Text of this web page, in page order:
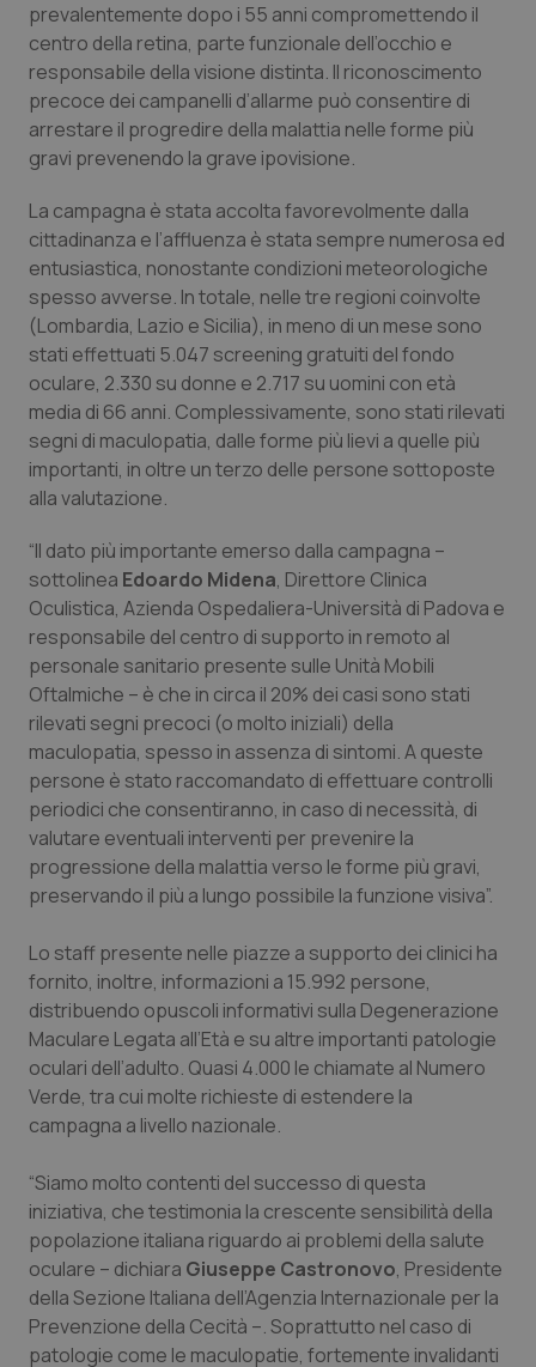
Lazio
Liguria
Lombardia
Marche
Molise
Piemonte
Provincia Autonoma di Bolzano
Provincia Autonoma di Trento
Sardegna
Sicilia
Toscana
Umbria
Valle D’Aosta
Veneto
Diabete & glucometri
Disturbi dell’umore
Dolore
Donna & Salute
Epatiti
HIV
Infezioni & Febbre
Ipertensione & Scompenso
Malattia di Crohn & Rettocolite Ulcerosa
Neuroscienze & patologie neurodegenerative
Obesità
Oftalmologia
Oncodermatologia
Oncoematologia
Oncologia & Nutrizione
Psoriasi & pelle
Quotidiano Cardiologia
Quotidiano Chirurgia
Quotidiano Oncologia
Quotidiano Pediatria
Rene & patologie urogenitali
prevalentemente dopo i 55 anni compromettendo il
centro della retina, parte funzionale dell’occhio e
responsabile della visione distinta. Il riconoscimento
precoce dei campanelli d’allarme può consentire di
arrestare il progredire della malattia nelle forme più
gravi prevenendo la grave ipovisione.
La campagna è stata accolta favorevolmente dalla
cittadinanza e l’affluenza è stata sempre numerosa ed
entusiastica, nonostante condizioni meteorologiche
spesso avverse. In totale, nelle tre regioni coinvolte
(Lombardia, Lazio e Sicilia), in meno di un mese sono
stati effettuati 5.047 screening gratuiti del fondo
oculare, 2.330 su donne e 2.717 su uomini con età
media di 66 anni. Complessivamente, sono stati rilevati
segni di maculopatia, dalle forme più lievi a quelle più
importanti, in oltre un terzo delle persone sottoposte
alla valutazione.
“Il dato più importante emerso dalla campagna –
sottolinea Edoardo Midena, Direttore Clinica
Oculistica, Azienda Ospedaliera-Università di Padova e
responsabile del centro di supporto in remoto al
personale sanitario presente sulle Unità Mobili
Oftalmiche – è che in circa il 20% dei casi sono stati
rilevati segni precoci (o molto iniziali) della
maculopatia, spesso in assenza di sintomi. A queste
persone è stato raccomandato di effettuare controlli
periodici che consentiranno, in caso di necessità, di
valutare eventuali interventi per prevenire la
progressione della malattia verso le forme più gravi,
preservando il più a lungo possibile la funzione visiva”.
Lo staff presente nelle piazze a supporto dei clinici ha
fornito, inoltre, informazioni a 15.992 persone,
distribuendo opuscoli informativi sulla Degenerazione
Maculare Legata all’Età e su altre importanti patologie
oculari dell’adulto. Quasi 4.000 le chiamate al Numero
Verde, tra cui molte richieste di estendere la
campagna a livello nazionale.
“Siamo molto contenti del successo di questa
iniziativa, che testimonia la crescente sensibilità della
popolazione italiana riguardo ai problemi della salute
oculare – dichiara Giuseppe Castronovo, Presidente
della Sezione Italiana dell’Agenzia Internazionale per la
Prevenzione della Cecità –. Soprattutto nel caso di
patologie come le maculopatie, fortemente invalidanti